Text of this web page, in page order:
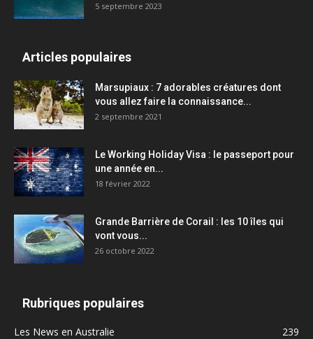
5 septembre 2023
Articles populaires
Marsupiaux : 7 adorables créatures dont
vous allez faire la connaissance...
2 septembre 2021
Le Working Holiday Visa : le passeport pour
une année en...
18 février 2022
Grande Barrière de Corail : les 10 îles qui
vont vous...
26 octobre 2022
Rubriques populaires
Les News en Australie
239